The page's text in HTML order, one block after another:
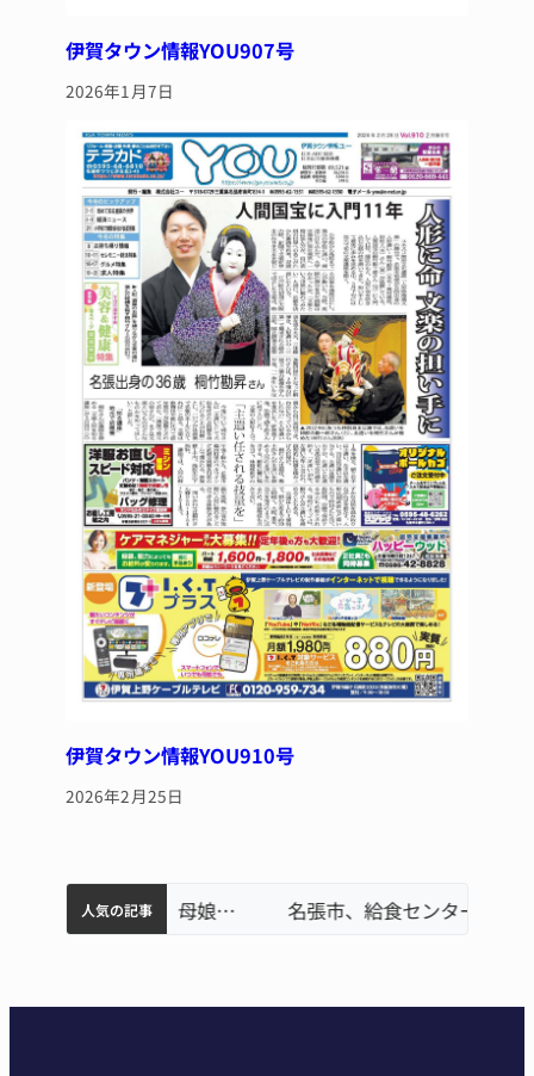
伊賀タウン情報YOU907号
2026年1月7日
伊賀タウン情報YOU910号
2026年2月25日
人気の記事
名張市水道料金47％値上げへ 答申案、審議会で大筋まとまる
中学校の陶壁モニュメント 地元建設会社がボランティアで清掃 伊賀名張市立病院のDMAT、熊本地震の被災地へ 能登以来3回目の派遣
「息子が妊娠させた」母娘だまされ400万円詐欺被害 名張 名張市、給食センター整備へ実施計画案 14小学校集約の年次計画も